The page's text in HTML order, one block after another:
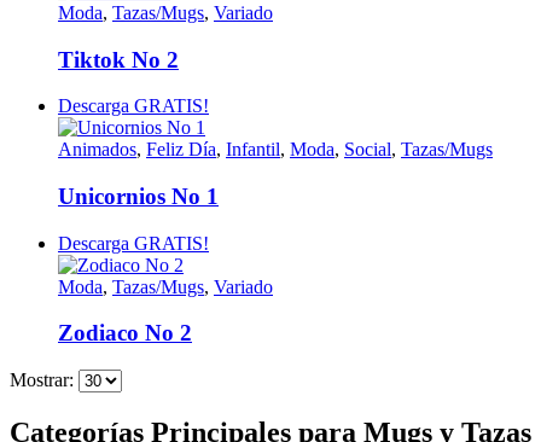
Moda, Tazas/Mugs, Variado
Tiktok No 2
Descarga GRATIS!
Animados, Feliz Día, Infantil, Moda, Social, Tazas/Mugs
Unicornios No 1
Descarga GRATIS!
Moda, Tazas/Mugs, Variado
Zodiaco No 2
Mostrar:
Categorías Principales para Mugs y Tazas